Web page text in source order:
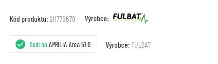
Kód produktu: 2H776678 Výrobce:
Sedí naAPRILIA Area 51 0 Výrobce: FULBAT